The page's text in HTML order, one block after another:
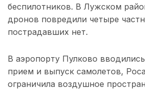
беспилотников. В Лужском
дронов повредили четыре
пострадавших нет.
В аэропорту Пулково
прием и выпуск самолетов,
ограничила воздушное